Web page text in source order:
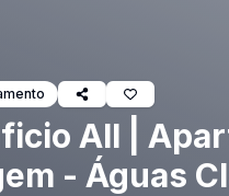
All |
- Águas